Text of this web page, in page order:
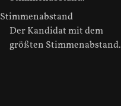
Stimmenabstand
Der Kandidat mit dem
größten Stimmenabstand.